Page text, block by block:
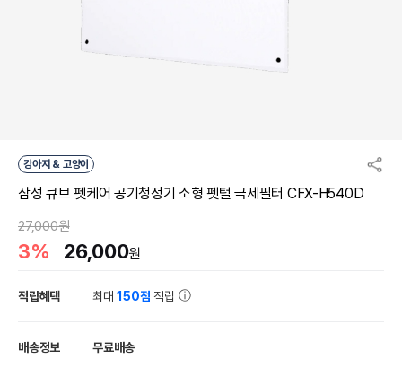
강아지 & 고양이
삼성 큐브 펫케어 공기청정기 소형 펫털 극세필터 CFX-H540D
27,000원
3% 26,000원
적립혜택 최대150점 적립
배송정보 무료배송